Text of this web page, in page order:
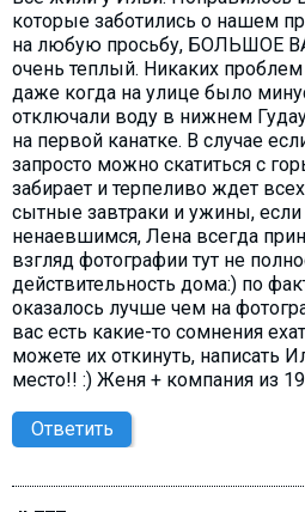
которые заботились о нашем
на любую просьбу, БОЛЬШОЕ
очень теплый. Никаких
даже когда на улице было
отключали воду в нижнем
на первой канатке. В случае
запросто можно скатиться с
забирает и терпеливо ждет
сытные завтраки и ужины, если
ненаевшимся, Лена всегда
взгляд фотографии тут не
действительность дома:) по
оказалось лучше чем на
вас есть какие-то сомнения
можете их откинуть, написать
место!! :) Женя + компания из
Ответить